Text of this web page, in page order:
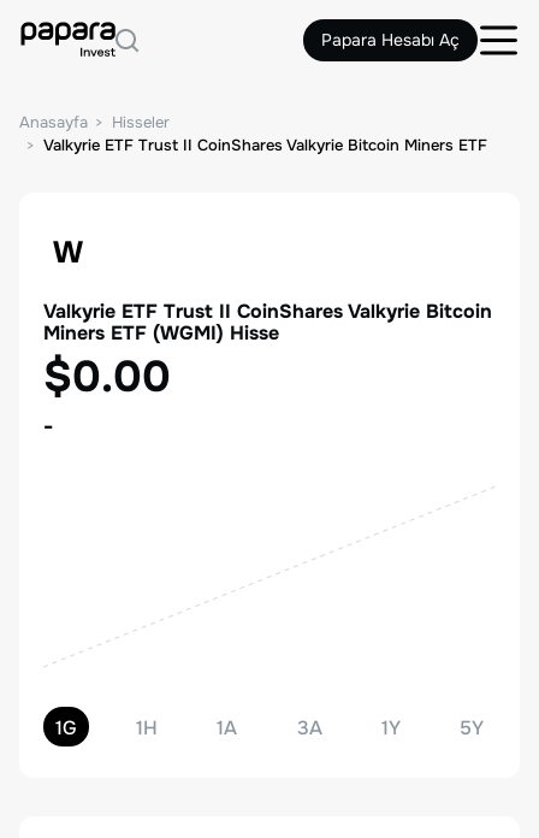
Papara Hesabı Aç
Anasayfa
Hisseler
Valkyrie ETF Trust II CoinShares Valkyrie Bitcoin Miners ETF
W
Valkyrie ETF Trust II CoinShares Valkyrie Bitcoin
Miners ETF (WGMI) Hisse
$0.00
-
1G 1H 1A 3A 1Y 5Y